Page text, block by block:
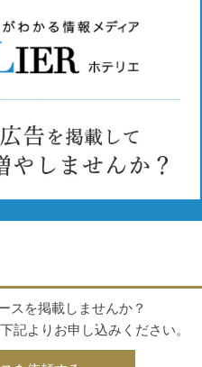
スを掲載しませんか？
記よりお申し込みください。